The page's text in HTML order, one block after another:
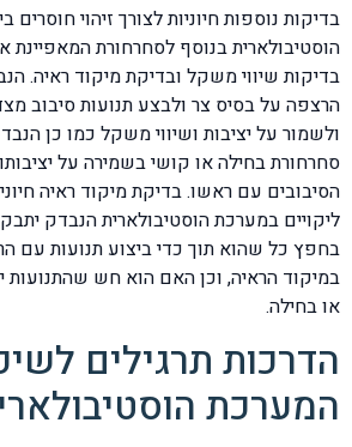
בדיקות נוספות חיוניות לצורך זיהוי
הוסטיבולארית בנוסף לסחרחורת המאפיינת
בדיקות שיווי משקל ובדיקת מיקוד ראיה.
הרצפה על בסיס צר ולבצע תנועות סיבוב
ולשמור על יציבות ושיווי משקל כמו כן
סחרחורת בחילה או קושי בשמירה על
הסיבובים עם ראשו. בדיקת מיקוד ראיה
ליקויים במערכת הוסטיבולארית הנבדק
בחפץ כל שהוא תוך כדי ביצוע תנועות עם
במיקוד הראיה, וכן האם הוא חש שהתנועות
או בחילה.
הדרכות תרגילים
המערכת